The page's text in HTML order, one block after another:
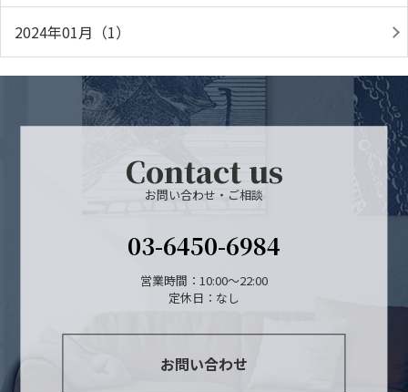
2024年01月（1）
Contact us
お問い合わせ・ご相談
03-6450-6984
営業時間：10:00～22:00
定休日：なし
お問い合わせ